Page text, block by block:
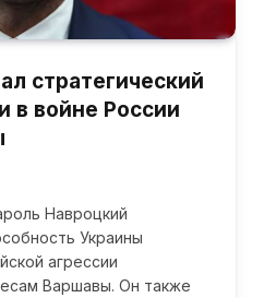
стратегический
в войне России
Навроцкий
Украины
агрессии
Варшавы. Он также